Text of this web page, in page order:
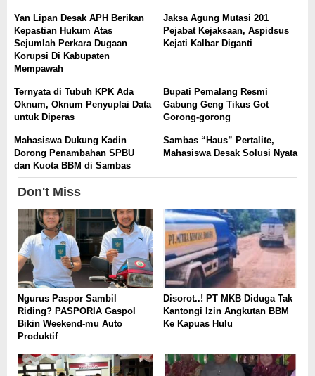
Yan Lipan Desak APH Berikan
Kepastian Hukum Atas
Sejumlah Perkara Dugaan
Korupsi Di Kabupaten
Mempawah
Jaksa Agung Mutasi 201
Pejabat Kejaksaan, Aspidsus
Kejati Kalbar Diganti
Ternyata di Tubuh KPK Ada
Oknum, Oknum Penyuplai Data
untuk Diperas
Bupati Pemalang Resmi
Gabung Geng Tikus Got
Gorong-gorong
Mahasiswa Dukung Kadin
Dorong Penambahan SPBU
dan Kuota BBM di Sambas
Sambas “Haus” Pertalite,
Mahasiswa Desak Solusi Nyata
Don't Miss
Ngurus Paspor Sambil
Riding? PASPORIA Gaspol
Bikin Weekend-mu Auto
Produktif
Disorot..! PT MKB Diduga Tak
Kantongi Izin Angkutan BBM
Ke Kapuas Hulu